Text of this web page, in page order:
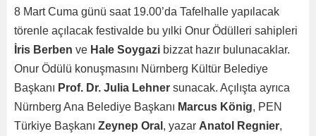
8 Mart Cuma günü saat 19.00’da Tafelhalle yapılacak
törenle açılacak festivalde bu yılki Onur Ödülleri sahipleri
İris Berben ve Hale Soygazi bizzat hazır bulunacaklar.
Onur Ödülü konuşmasını Nürnberg Kültür Belediye
Başkanı Prof. Dr. Julia Lehner sunacak. Açılışta ayrıca
Nürnberg Ana Belediye Başkanı Marcus König, PEN
Türkiye Başkanı Zeynep Oral , yazar Anatol Regnier,